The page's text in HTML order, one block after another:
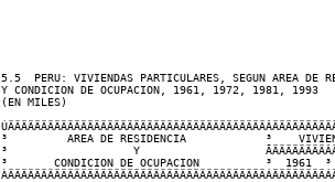
5.5  PERU: VIVIENDAS PARTICULARES, SEGUN AREA DE
Y CONDICION DE OCUPACION, 1961, 1972, 1981, 1993
(EN MILES)
³         AREA DE RESIDENCIA            ³
³                   Y
³       CONDICION DE OCUPACION          ³  1961